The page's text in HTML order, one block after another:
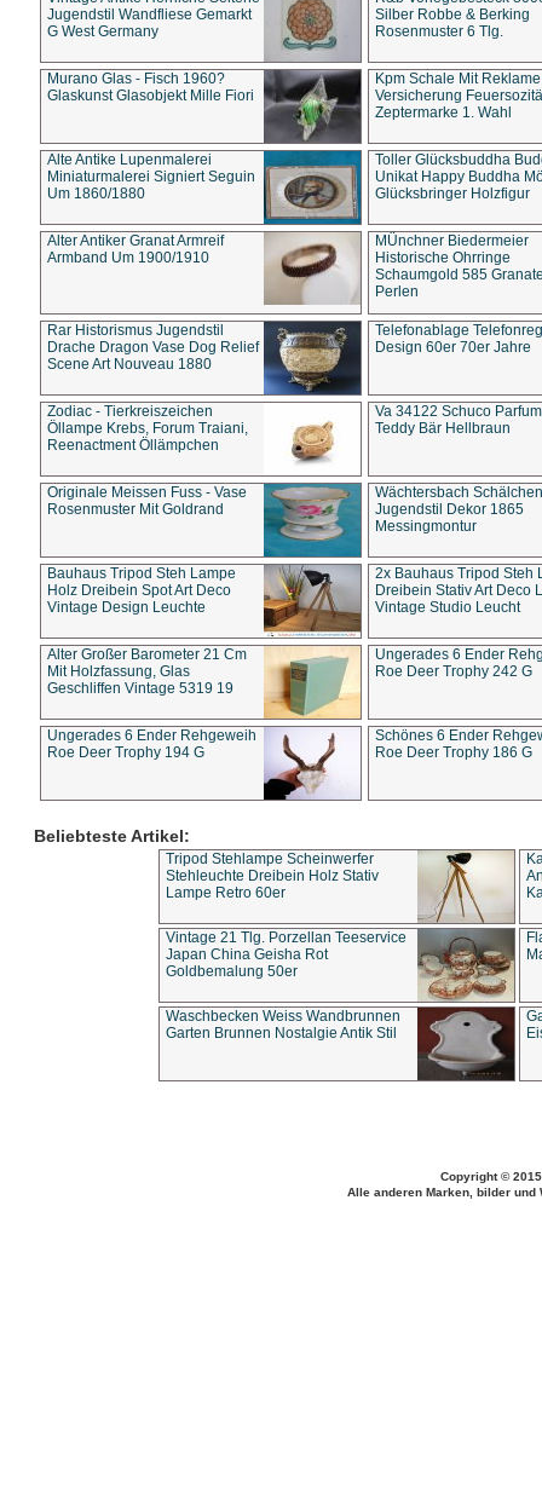
Jugendstil Wandfliese Gemarkt
G West Germany
Silber Robbe & Berking
Rosenmuster 6 Tlg.
Murano Glas - Fisch 1960?
Glaskunst Glasobjekt Mille Fiori
Kpm Schale Mit Reklame
Versicherung
Zeptermarke 1. Wahl
Alte Antike Lupenmalerei
Miniaturmalerei Signiert Seguin
Um 1860/1880
Toller Glücksbuddha
Unikat Happy Buddha
Glücksbringer Holzfigur
Alter Antiker Granat Armreif
Armband Um 1900/1910
MÜnchner Biedermeier
Historische Ohrringe
Schaumgold 585
Perlen
Rar Historismus Jugendstil
Drache Dragon Vase Dog Relief
Scene Art Nouveau 1880
Telefonablage
Design 60er 70er Jahre
Zodiac - Tierkreiszeichen
Öllampe Krebs, Forum Traiani,
Reenactment Öllämpchen
Va 34122 Schuco
Teddy Bär Hellbraun
Originale Meissen Fuss - Vase
Rosenmuster Mit Goldrand
Wächtersbach Schälchen
Jugendstil Dekor 1865
Messingmontur
Bauhaus Tripod Steh Lampe
Holz Dreibein Spot Art Deco
Vintage Design Leuchte
2x Bauhaus Tripod Steh
Dreibein Stativ Art Deco
Vintage Studio Leucht
Alter Großer Barometer 21 Cm
Mit Holzfassung, Glas
Geschliffen Vintage 5319 19
Ungerades 6 Ender
Roe Deer Trophy 242 G
Ungerades 6 Ender Rehgeweih
Roe Deer Trophy 194 G
Schönes 6 Ender
Roe Deer Trophy 186 G
Beliebteste Artikel:
Tripod Stehlampe Scheinwerfer
Stehleuchte Dreibein Holz Stativ
Lampe Retro 60er
Vintage 21 Tlg. Porzellan Teeservice
Japan China Geisha Rot
Goldbemalung 50er
Waschbecken Weiss Wandbrunnen
Garten Brunnen Nostalgie Antik Stil
Copyright ©
Alle anderen Marken, bilder und